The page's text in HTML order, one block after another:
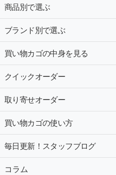
商品別で選ぶ
ブランド別で選ぶ
買い物カゴの中身を見る
クイックオーダー
取り寄せオーダー
買い物カゴの使い方
毎日更新！スタッフブログ
コラム